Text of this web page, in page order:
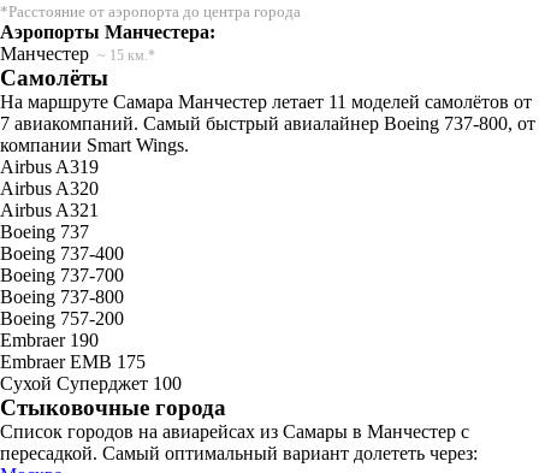
*Расстояние от аэропорта до центра города
Аэропорты Манчестера:
Манчестер ~ 15 км.*
Самолёты
На маршруте Самара Манчестер летает 11 моделей самолётов от
7 авиакомпаний. Самый быстрый авиалайнер Boeing 737-800, от
компании Smart Wings.
Airbus A319
Airbus A320
Airbus A321
Boeing 737
Boeing 737-400
Boeing 737-700
Boeing 737-800
Boeing 757-200
Embraer 190
Embraer EMB 175
Сухой Суперджет 100
Стыковочные города
Список городов на авиарейсах из Самары в Манчестер с
пересадкой. Самый оптимальный вариант долететь через: